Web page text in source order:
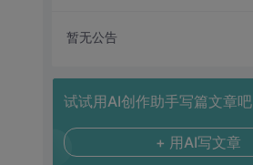
暂无公告
试试用AI创作助手写篇文章吧
+ 用AI写文章